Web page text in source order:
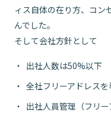
ィス自体の在り方、コン
んでした。
そして会社方針として
出社人数は50%以下
全社フリーアドレスを
出社人員管理（フリ